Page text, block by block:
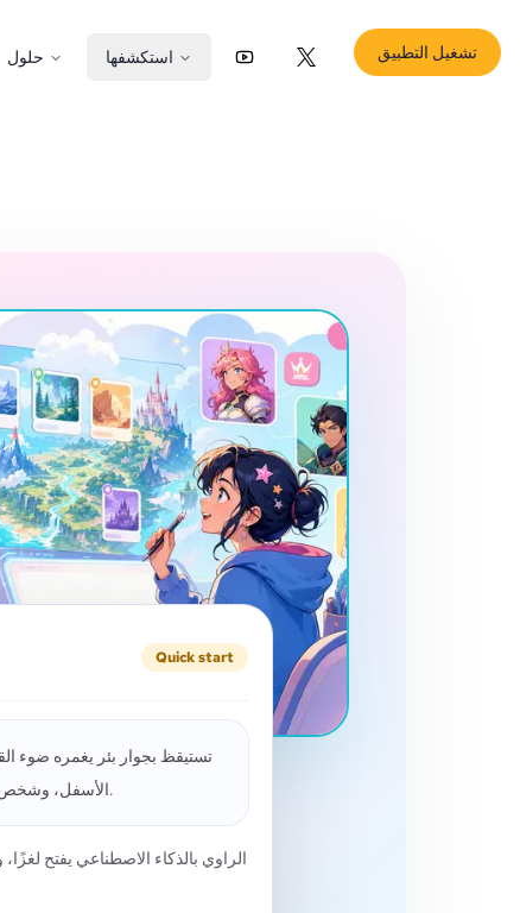
حلول استكشفها YouTubeX (Twitter)
تشغيل التطبيق
Quick start
تستيقظ بجوار بئر يغمره ضوء
الأسفل، وشخص ما داخل الماء يهمس بلقب طفولتك.
الراوي بالذكاء الاصطناعي يفتح